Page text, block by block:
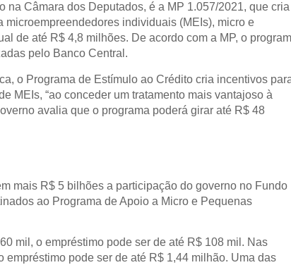
Câmara dos Deputados, é a MP 1.057/2021, que
individuais (MEIs), micro e
de até R$ 4,8 milhões. De acordo com a MP, o
pelo Banco Central.
o Programa de Estímulo ao Crédito cria incentivos
MEIs, “ao conceder um tratamento mais vantajoso à
avalia que o programa poderá girar até R$ 48
mais R$ 5 bilhões a participação do governo no Fundo
ao Programa de Apoio a Micro e Pequenas
mil, o empréstimo pode ser de até R$ 108 mil. Nas
pode ser de até R$ 1,44 milhão. Uma das